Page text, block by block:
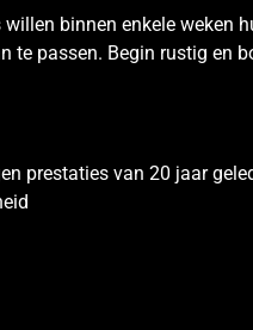
binnen enkele weken
te passen. Begin rustig en
prestaties van 20 jaar